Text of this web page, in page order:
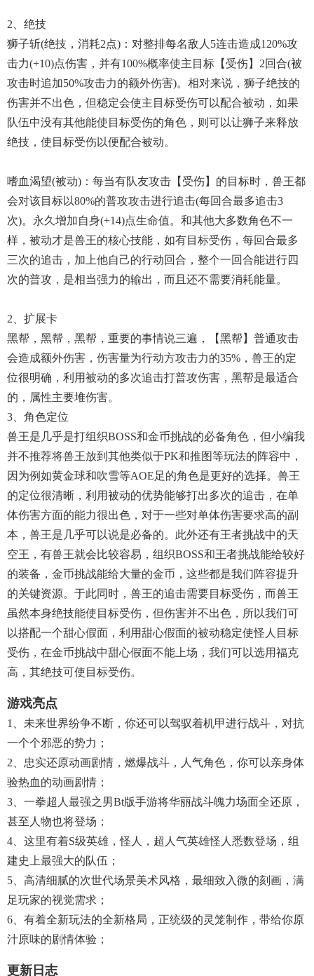
2、绝技
狮子斩(绝技，消耗2点)：对整排每名敌人5连击造成120%攻
击力(+10)点伤害，并有100%概率使主目标【受伤】2回合(被
攻击时追加50%攻击力的额外伤害)。相对来说，狮子绝技的
伤害并不出色，但稳定会使主目标受伤可以配合被动，如果
队伍中没有其他能使目标受伤的角色，则可以让狮子来释放
绝技，使目标受伤以便配合被动。
嗜血渴望(被动)：每当有队友攻击【受伤】的目标时，兽王都
会对该目标以80%的普攻攻击进行追击(每回合最多追击3
次)。永久增加自身(+14)点生命值。和其他大多数角色不一
样，被动才是兽王的核心技能，如有目标受伤，每回合最多
三次的追击，加上他自己的行动回合，整个一回合能进行四
次的普攻，是相当强力的输出，而且还不需要消耗能量。
2、扩展卡
黑帮，黑帮，黑帮，重要的事情说三遍，【黑帮】普通攻击
会造成额外伤害，伤害量为行动方攻击力的35%，兽王的定
位很明确，利用被动的多次追击打普攻伤害，黑帮是最适合
的，属性主要堆伤害。
3、角色定位
兽王是几乎是打组织BOSS和金币挑战的必备角色，但小编我
并不推荐将兽王放到其他类似于PK和推图等玩法的阵容中，
因为例如黄金球和吹雪等AOE足的角色是更好的选择。兽王
的定位很清晰，利用被动的优势能够打出多次的追击，在单
体伤害方面的能力很出色，对于一些对单体伤害要求高的副
本，兽王是几乎可以说是必备的。此外还有王者挑战中的天
空王，有兽王就会比较容易，组织BOSS和王者挑战能给较好
的装备，金币挑战能给大量的金币，这些都是我们阵容提升
的关键资源。于此同时，兽王的追击需要目标受伤，而兽王
虽然本身绝技能使目标受伤，但伤害并不出色，所以我们可
以搭配一个甜心假面，利用甜心假面的被动稳定使怪人目标
受伤，在金币挑战中甜心假面不能上场，我们可以选用福克
高，其绝技可使目标受伤。
游戏亮点
1、未来世界纷争不断，你还可以驾驭着机甲进行战斗，对抗
一个个邪恶的势力；
2、忠实还原动画剧情，燃爆战斗，人气角色，你可以亲身体
验热血的动画剧情；
3、一拳超人最强之男bt版手游将华丽战斗魄力场面全还原，
甚至人物也将登场；
4、这里有着s级英雄，怪人，超人气英雄怪人悉数登场，组
建史上最强大的队伍；
5、高清细腻的次世代场景美术风格，最细致入微的刻画，满
足玩家的视觉需求；
6、有着全新玩法的全新格局，正统级的灵笼制作，带给你原
汁原味的剧情体验；
更新日志